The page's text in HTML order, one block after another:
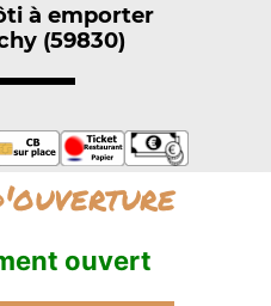
à emporter
(59830)
ouvert